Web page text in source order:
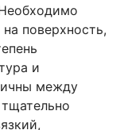
поверхность,
и
между